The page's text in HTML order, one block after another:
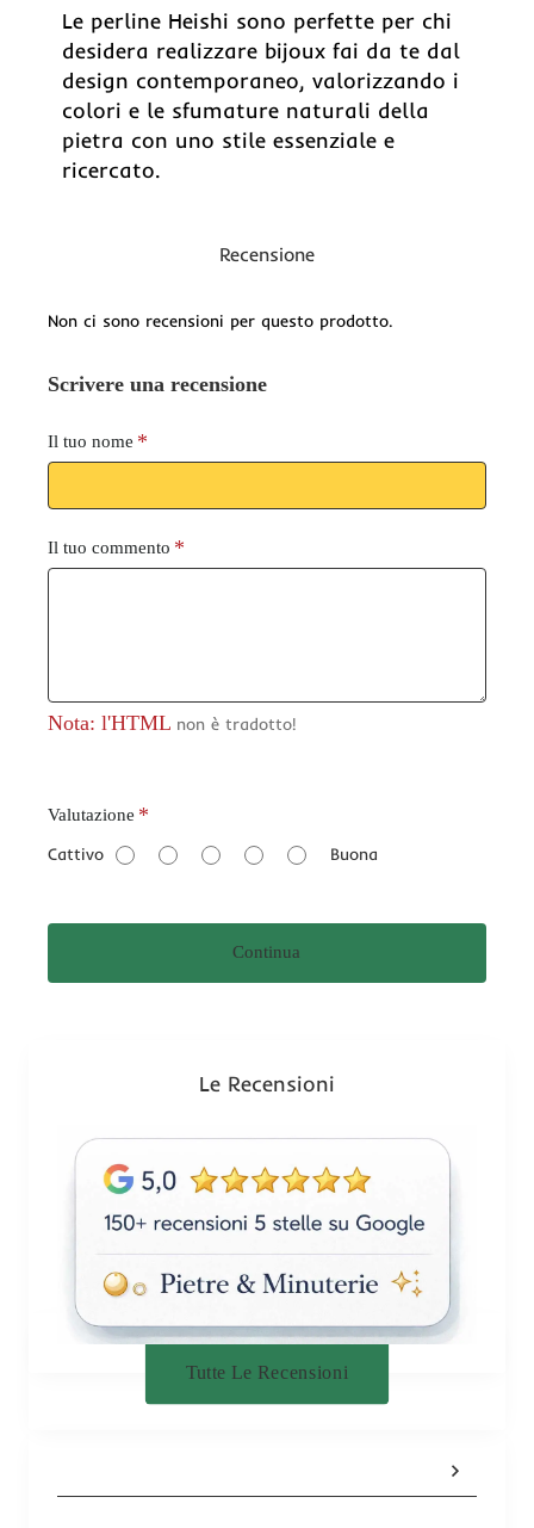
Le perline Heishi sono perfette per chi
desidera realizzare bijoux fai da te dal
design contemporaneo, valorizzando i
colori e le sfumature naturali della
pietra con uno stile essenziale e
ricercato.
Recensione
Non ci sono recensioni per questo prodotto.
Scrivere una recensione
Il tuo nome
Il tuo commento
Nota: l'HTML non è tradotto!
V
l
t
z
Valutazione
Cattivo Buona
Continua
Le Recensioni
Tutte Le Recensioni